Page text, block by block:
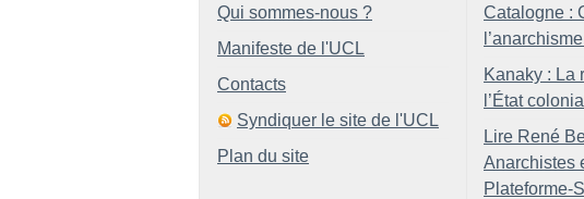
Qui sommes-nous ?
Manifeste de l'UCL
Contacts
Syndiquer le site de l'UCL
Plan du site
Catalogne :
Kanaky : La
l’État
Lire René
Anarchistes
Plateforme-